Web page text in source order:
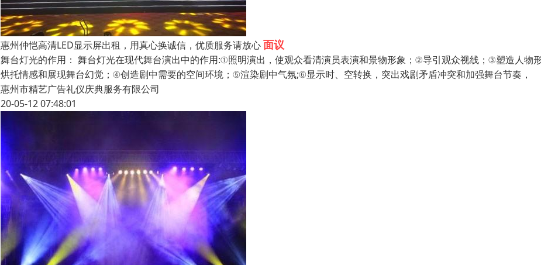
惠州仲恺高清LED显示屏出租，用真心换诚信，优质服务请放心面议
舞台灯光的作用： 舞台灯光在现代舞台演出中的作用:①照明演出，使观众看清演员表演和景物形象；②导引观众视线；③塑造人物
烘托情感和展现舞台幻觉；④创造剧中需要的空间环境；⑤渲染剧中气氛;⑥显示时、空转换，突出戏剧矛盾冲突和加强舞台节奏，
惠州市精艺广告礼仪庆典服务有限公司
20-05-12 07:48:01